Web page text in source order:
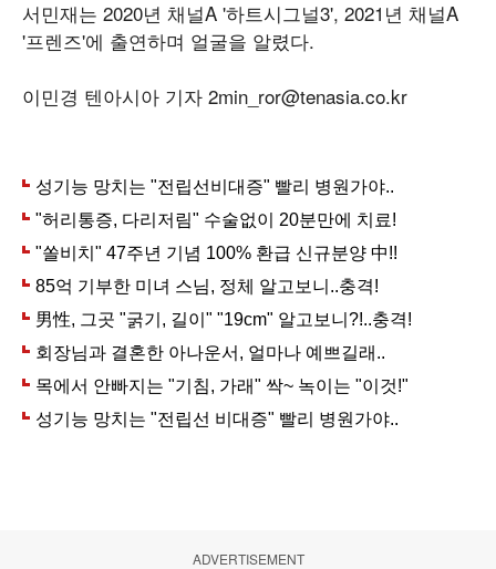
서민재는 2020년 채널A '하트시그널3', 2021년 채널A
'프렌즈'에 출연하며 얼굴을 알렸다.
이민경 텐아시아 기자 2min_ror@tenasia.co.kr
ADVERTISEMENT